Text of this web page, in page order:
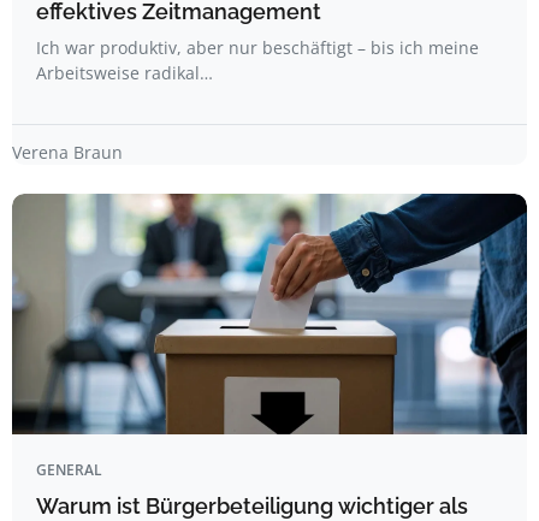
effektives Zeitmanagement
Ich war produktiv, aber nur beschäftigt – bis ich meine
Arbeitsweise radikal…
Verena Braun
GENERAL
Warum ist Bürgerbeteiligung wichtiger als